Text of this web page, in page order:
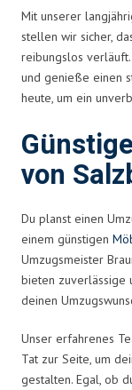
Mit unserer
stellen wir sicher,
reibungslos
und genieße einen
heute, um ein
von
Du planst einen
einem günstigen
Umzugsmeister
bieten zuverlässige
deinen
Unser erfahrenes
Tat zur Seite, um
gestalten. Egal, ob